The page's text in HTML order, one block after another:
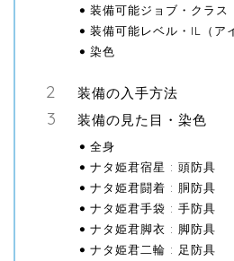
装備可能ジョブ・クラス
装備可能レベル・IL（ア
染色
装備の入手方法
装備の見た目・染色
全身
ナタ姫君宿星 : 頭防具
ナタ姫君闘着 : 胴防具
ナタ姫君手袋 : 手防具
ナタ姫君脚衣 : 脚防具
ナタ姫君二輪 : 足防具